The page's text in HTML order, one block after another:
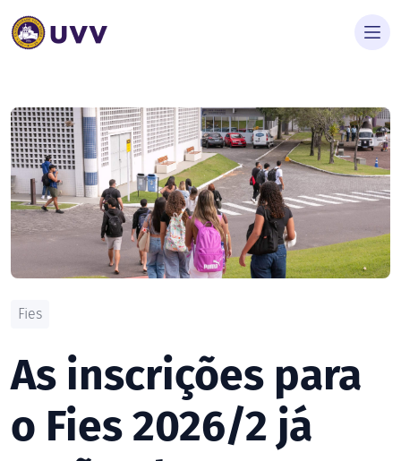
Fies
As inscrições para
o Fies 2026/2 já